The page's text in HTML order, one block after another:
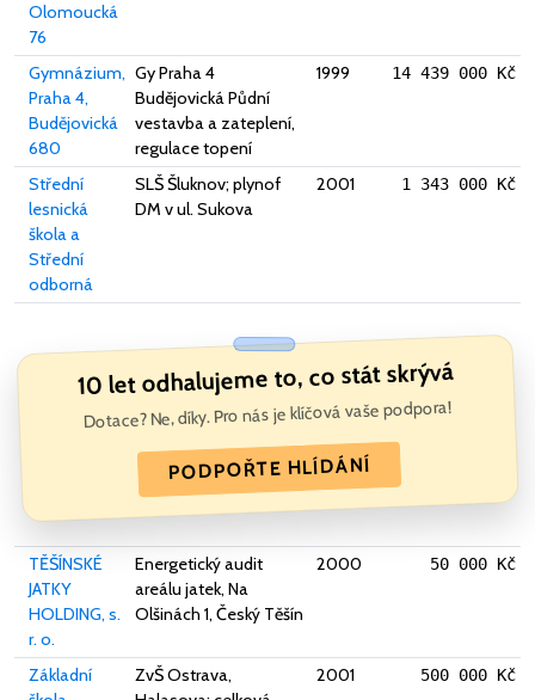
Olomoucká
76
Gymnázium,
Praha 4,
Budějovická
680
Gy Praha 4
Budějovická Půdní
vestavba a zateplení,
regulace topení
1999 14 439 000 Kč
Střední
lesnická
škola a
Střední
odborná
SLŠ Šluknov; plynof
DM v ul. Sukova
2001 1 343 000 Kč
10 let odhalujeme to, co stát skrývá
Dotace? Ne, díky. Pro nás je klíčová vaše podpora!
PODPOŘTE HLÍDÁNÍ
TĚŠÍNSKÉ
JATKY
HOLDING, s.
r. o.
Energetický audit
areálu jatek, Na
Olšinách 1, Český Těšín
2000 50 000 Kč
Základní
ZvŠ Ostrava,
2001 500 000 Kč